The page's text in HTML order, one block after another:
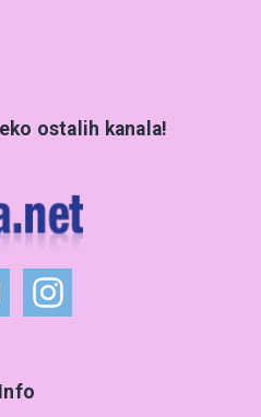
ostalih kanala!
Info